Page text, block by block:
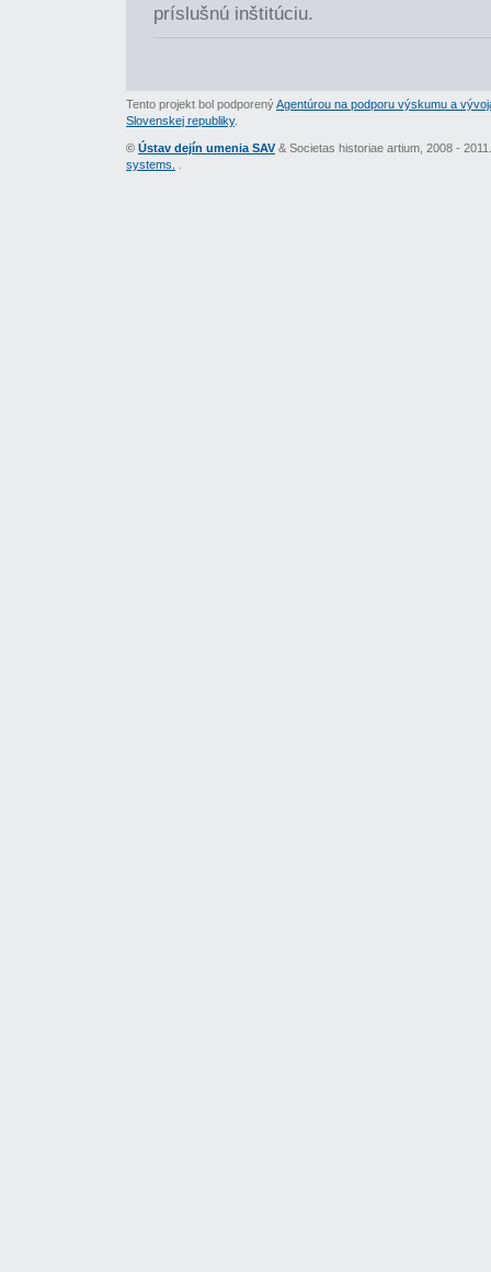
príslušnú inštitúciu.
Tento projekt bol podporenýAgentúrou na podporu výskumu a
Slovenskej republiky.
© Ústav dejín umenia SAV & Societas historiae artium, 2008 -
systems.